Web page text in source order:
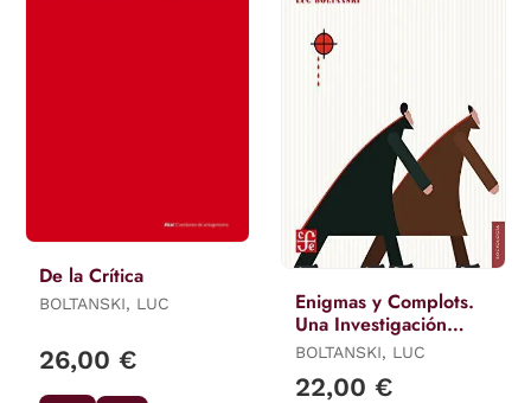
De la Crítica
BOLTANSKI, LUC
26,00 €
Enigmas y Complots.
Una Investigación
Sobre Investigaciones
BOLTANSKI, LUC
22,00 €